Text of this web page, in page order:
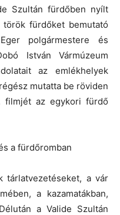
Szultán fürdőben nyílt
fürdőket bemutató
polgármestere és
István Vármúzeum
az emlékhelyek
mutatta be röviden
az egykori fürdő
a fürdőromban
tárlatvezetéseket, a vár
a kazamatákban,
a Valide Szultán